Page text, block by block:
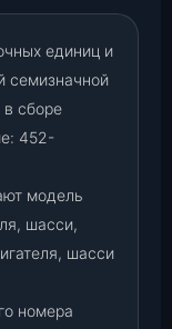
единиц и
семизначной
сборе
452-
модель
шасси,
шасси
номера